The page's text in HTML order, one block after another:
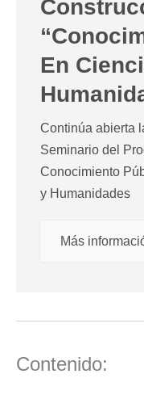
En
Continúa abierta
Seminario del
Conocimiento
y Humanidades
Más
Contenido: